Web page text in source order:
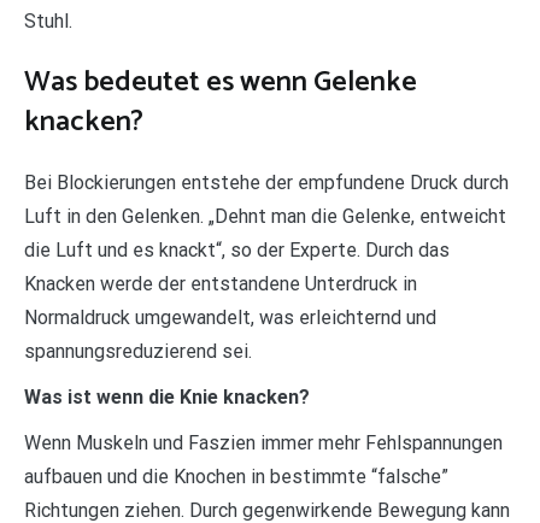
Stuhl.
Was bedeutet es wenn Gelenke
knacken?
Bei Blockierungen entstehe der empfundene Druck durch
Luft in den Gelenken. „Dehnt man die Gelenke, entweicht
die Luft und es knackt“, so der Experte. Durch das
Knacken werde der entstandene Unterdruck in
Normaldruck umgewandelt, was erleichternd und
spannungsreduzierend sei.
Was ist wenn die Knie knacken?
Wenn Muskeln und Faszien immer mehr Fehlspannungen
aufbauen und die Knochen in bestimmte “falsche”
Richtungen ziehen. Durch gegenwirkende Bewegung kann